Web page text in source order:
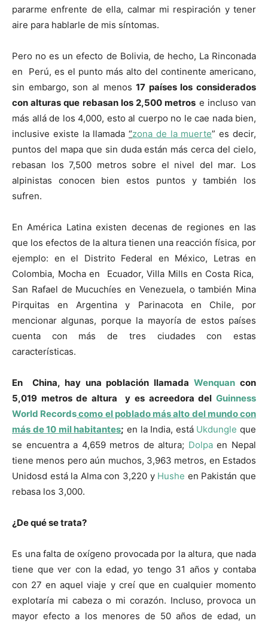
pararme enfrente de ella, calmar mi respiración y tener
aire para hablarle de mis síntomas.
Pero no es un efecto de Bolivia, de hecho, La Rinconada
en Perú, es el punto más alto del continente americano,
sin embargo, son al menos17 países los considerados
con alturas que rebasan los 2,500 metros e incluso van
más allá de los 4,000, esto al cuerpo no le cae nada bien,
inclusive existe la llamada“zona de la muerte” es decir,
puntos del mapa que sin duda están más cerca del cielo,
rebasan los 7,500 metros sobre el nivel del mar. Los
alpinistas conocen bien estos puntos y también los
sufren.
En América Latina existen decenas de regiones en las
que los efectos de la altura tienen una reacción física, por
ejemplo: en el Distrito Federal en México, Letras en
Colombia, Mocha en Ecuador, Villa Mills en Costa Rica,
San Rafael de Mucuchíes en Venezuela, o también Mina
Pirquitas en Argentina y Parinacota en Chile, por
mencionar algunas, porque la mayoría de estos países
cuenta con más de tres ciudades con estas
características.
En China, hay una población llamadaWenquan con
5,019 metros de altura y es acreedora del Guinness
World Recordscomo el poblado más alto del mundo con
más de 10 mil habitantes; en la India, está Ukdungle que
se encuentra a 4,659 metros de altura; Dolpaen Nepal
tiene menos pero aún muchos, 3,963 metros, en Estados
Unidosd está la Alma con 3,220 y Hushe en Pakistán que
rebasa los 3,000.
¿De qué se trata?
Es una falta de oxígeno provocada por la altura, que nada
tiene que ver con la edad, yo tengo 31 años y contaba
con 27 en aquel viaje y creí que en cualquier momento
explotaría mi cabeza o mi corazón. Incluso, provoca un
mayor efecto a los menores de 50 años de edad, un